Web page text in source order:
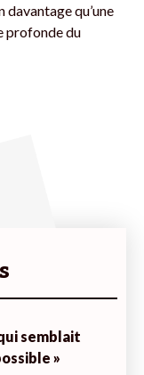
qu’une
profonde du
semblait
»